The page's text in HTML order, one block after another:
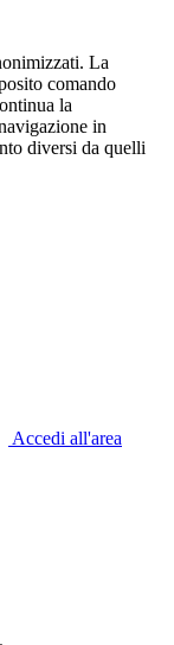
La
comando
la
in
diversi da quelli
Accedi all'area